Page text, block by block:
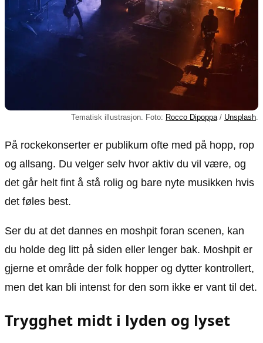
Tematisk illustrasjon. Foto: Rocco Dipoppa / Unsplash
På rockekonserter er publikum ofte med på hopp, rop
og allsang. Du velger selv hvor aktiv du vil være, og
det går helt fint å stå rolig og bare nyte musikken hvis
det føles best.
Ser du at det dannes en moshpit foran scenen, kan
du holde deg litt på siden eller lenger bak. Moshpit er
gjerne et område der folk hopper og dytter kontrollert,
men det kan bli intenst for den som ikke er vant til det.
Trygghet midt i lyden og lyset